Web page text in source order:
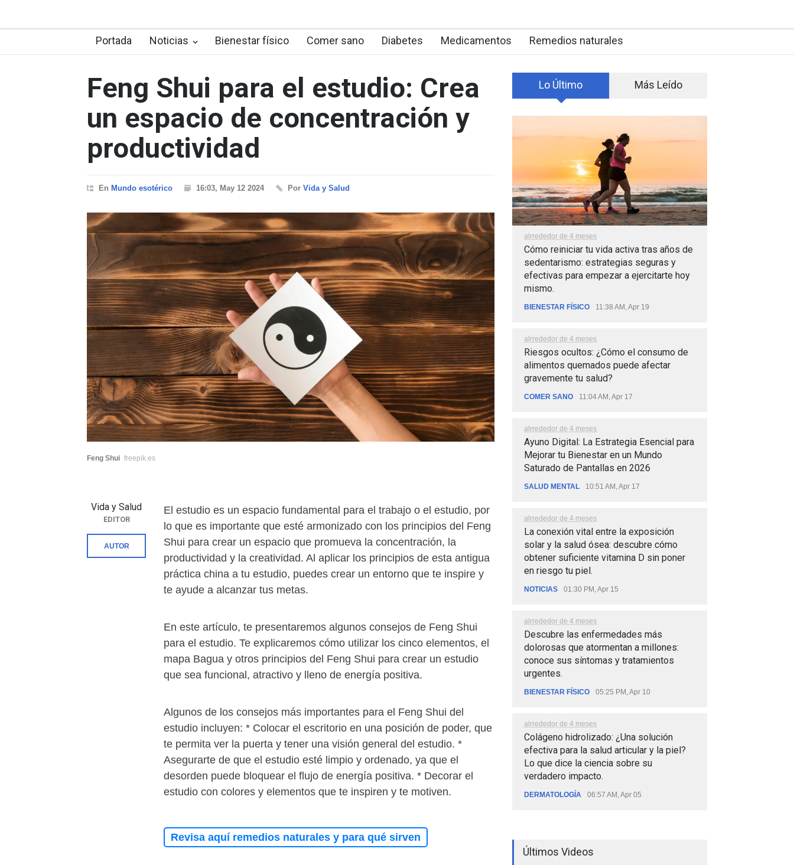
Portada Noticias Bienestar físico Comer sano Diabetes Medicamentos Remedios naturales
Feng Shui para el estudio: Crea
un espacio de concentración y
productividad
En Mundo esotérico 16:03, May 12 2024 Por Vida y Salud
Feng Shui freepik.es
El estudio es un espacio fundamental para el trabajo o el estudio, por
lo que es importante que esté armonizado con los principios del Feng
Shui para crear un espacio que promueva la concentración, la
productividad y la creatividad. Al aplicar los principios de esta antigua
práctica china a tu estudio, puedes crear un entorno que te inspire y
te ayude a alcanzar tus metas.
En este artículo, te presentaremos algunos consejos de Feng Shui
para el estudio. Te explicaremos cómo utilizar los cinco elementos, el
mapa Bagua y otros principios del Feng Shui para crear un estudio
que sea funcional, atractivo y lleno de energía positiva.
Algunos de los consejos más importantes para el Feng Shui del
estudio incluyen: * Colocar el escritorio en una posición de poder, que
te permita ver la puerta y tener una visión general del estudio. *
Asegurarte de que el estudio esté limpio y ordenado, ya que el
desorden puede bloquear el flujo de energía positiva. * Decorar el
estudio con colores y elementos que te inspiren y te motiven.
Revisa aquí remedios naturales y para qué sirven
Vida y Salud
EDITOR
AUTOR
Lo Último Más Leído
alrrededor de 4 meses
Cómo reiniciar tu vida activa tras años de
sedentarismo: estrategias seguras y
efectivas para empezar a ejercitarte hoy
mismo.
BIENESTAR FÍSICO 11:38 AM, Apr 19
alrrededor de 4 meses
Riesgos ocultos: ¿Cómo el consumo de
alimentos quemados puede afectar
gravemente tu salud?
COMER SANO 11:04 AM, Apr 17
alrrededor de 4 meses
Ayuno Digital: La Estrategia Esencial para
Mejorar tu Bienestar en un Mundo
Saturado de Pantallas en 2026
SALUD MENTAL 10:51 AM, Apr 17
alrrededor de 4 meses
La conexión vital entre la exposición
solar y la salud ósea: descubre cómo
obtener suficiente vitamina D sin poner
en riesgo tu piel.
NOTICIAS 01:30 PM, Apr 15
alrrededor de 4 meses
Descubre las enfermedades más
dolorosas que atormentan a millones:
conoce sus síntomas y tratamientos
urgentes.
BIENESTAR FÍSICO 05:25 PM, Apr 10
alrrededor de 4 meses
Colágeno hidrolizado: ¿Una solución
efectiva para la salud articular y la piel?
Lo que dice la ciencia sobre su
verdadero impacto.
DERMATOLOGÍA 06:57 AM, Apr 05
Últimos Videos